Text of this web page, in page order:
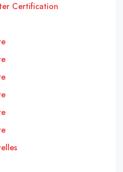
Certification